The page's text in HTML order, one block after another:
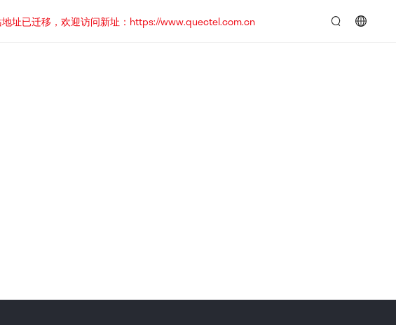
地址已迁移，欢迎访问新址：https://www.quectel.com.cn